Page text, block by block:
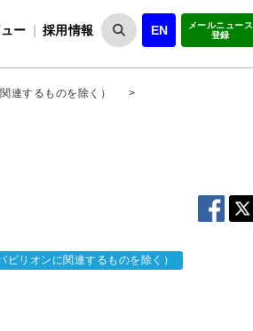
ー 採用情報 EN
メールニュース
登録
連するものを除く）
>
リオンに関連するものを除く）